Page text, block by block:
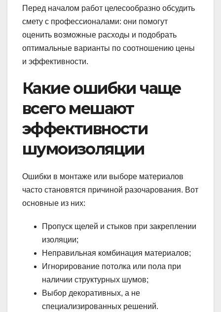
Перед началом работ целесообразно обсудить
смету с профессионалами: они помогут
оценить возможные расходы и подобрать
оптимальные варианты по соотношению цены
и эффективности.
Какие ошибки чаще
всего мешают
эффективности
шумоизоляции
Ошибки в монтаже или выборе материалов
часто становятся причиной разочарования. Вот
основные из них:
Пропуск щелей и стыков при закреплении
изоляции;
Неправильная комбинация материалов;
Игнорирование потолка или пола при
наличии структурных шумов;
Выбор декоративных, а не
специализированных решений.